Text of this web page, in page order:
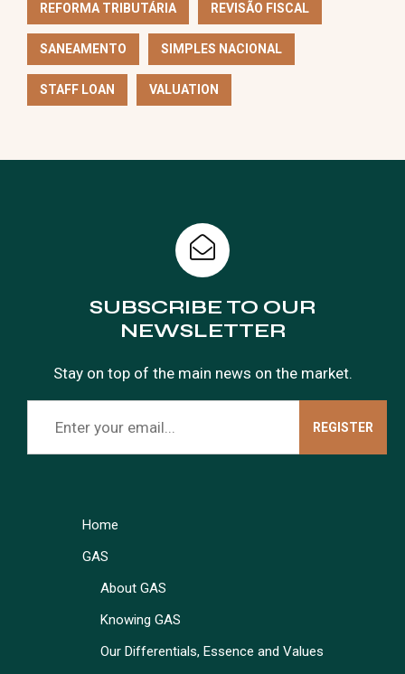
REFORMA TRIBUTÁRIA REVISÃO FISCAL
SANEAMENTO SIMPLES NACIONAL
STAFF LOAN VALUATION
SUBSCRIBE TO OUR
NEWSLETTER
Stay on top of the main news on the market.
Home
GAS
About GAS
Knowing GAS
Our Differentials, Essence and Values